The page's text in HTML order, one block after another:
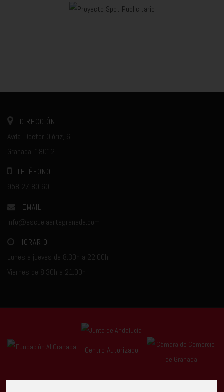
DIRECCIÓN:
Avda. Doctor Olóriz, 6.
Granada, 18012.
TELÉFONO
958 27 80 60
EMAIL
info@escuelaartegranada.com
HORARIO
Lunes a jueves de 8:30h a 22:00h
Viernes de 8:30h a 21:00h
Centro Autorizado